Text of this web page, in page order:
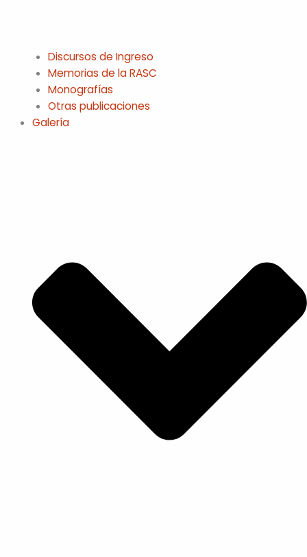
Discursos de Ingreso
Memorias de la RASC
Monografías
Otras publicaciones
Galería